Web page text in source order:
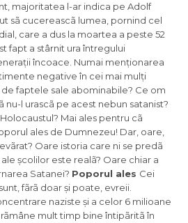
majoritatea l-ar indica pe Adolf
sã cucereascã lumea, pornind cel
care a dus la moartea a peste 52
fapt a stârnit ura întregului
încoace. Numai menționarea
negative în cei mai mulți
faptele sale abominabile? Ce om
nu-l urascã pe acest nebun satanist?
Mai ales pentru cã
ales de Dumnezeu! Dar, oare,
Oare istoria care ni se predã
școlilor este realã? Oare chiar a
Satanei? Poporul ales Cei
fãrã doar și poate, evreii.
naziste și a celor 6 milioane
mult timp bine întipãritã în